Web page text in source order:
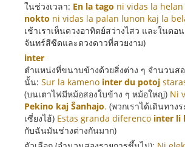
ในช่วงเวลา: En la tago ni vidas la
nokto ni vidas la palan lunon kaj la
เช้าเราเห็นดวงอาทิตย์สว่างไสว และในตอ
จันทร์สีซีดและดวงดาวที่สวยงาม)
inter
ตำแหน่งที่ขนาบข้างด้วยสิ่งต่าง ๆ จำนวนส
นั้น: Sur la kameno inter du potoj
(บนเตาไฟมีหม้อสองใบข้าง ๆ หม้อใหญ่) Ni
Pekino kaj Ŝanhajo. (พวกเราได้เดินทาง
เซี่ยงไฮ้) Estas granda diferenco inter li
กับฉันมันช่างต่างกันมาก)